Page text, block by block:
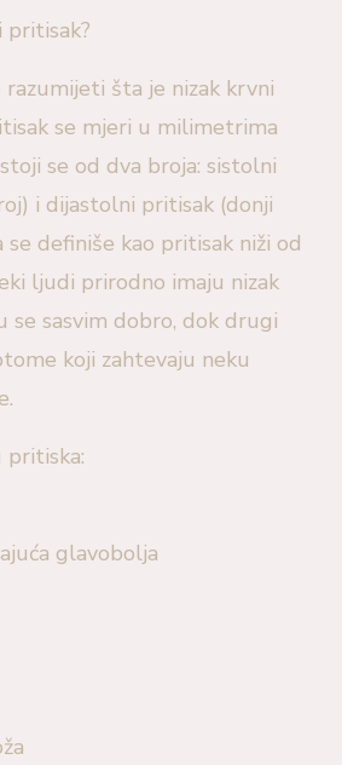
pritisak?
razumijeti šta je nizak krvni
se mjeri u milimetrima
se od dva broja: sistolni
i dijastolni pritisak (donji
definiše kao pritisak niži od
ljudi prirodno imaju nizak
se sasvim dobro, dok drugi
koji zahtevaju neku
pritiska:
glavobolja